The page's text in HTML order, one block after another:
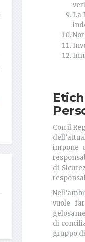
La
Con il
impone
di
vuole
di
gruppo